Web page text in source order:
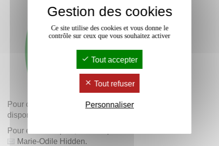
Pour ceux qui n'ont pas pu y assister, la
disponible. Bon visionnage !
Pour en savoir plus, veuillez prendre contact avec
Marie-Odile Hidden.
Gestion des cookies
Ce site utilise des cookies et vous donne le
contrôle sur ceux que vous souhaitez activer
Tout accepter
Tout refuser
Personnaliser